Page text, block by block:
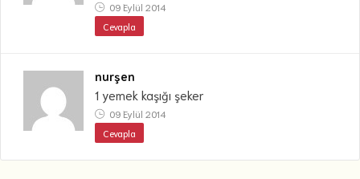
09 Eylül 2014
Cevapla
nurşen
1 yemek kaşığı şeker
09 Eylül 2014
Cevapla